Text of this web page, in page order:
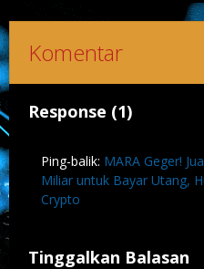
Komentar
Response (1)
Ping-balik: MARA Geger!
Miliar untuk Bayar Utang,
Crypto
Tinggalkan Balasan